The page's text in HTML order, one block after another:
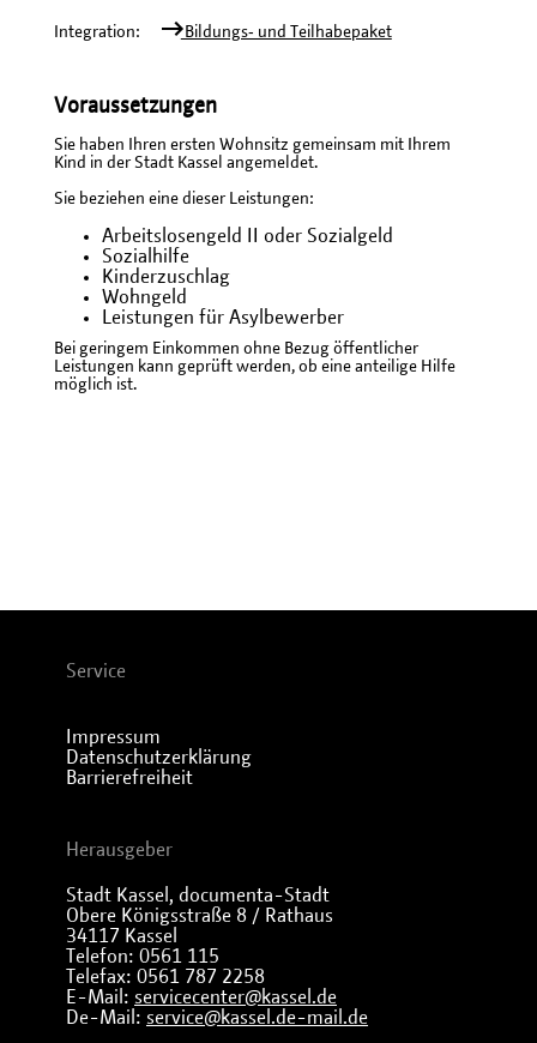
Integration: Bildungs‐ und Teilhabepaket
Voraussetzungen
Sie haben Ihren ersten Wohnsitz gemeinsam mit Ihrem
Kind in der Stadt Kassel angemeldet.
Sie beziehen eine dieser Leistungen:
Arbeitslosengeld II oder Sozialgeld
Sozialhilfe
Kinderzuschlag
Wohngeld
Leistungen für Asylbewerber
Bei geringem Einkommen ohne Bezug öffentlicher
Leistungen kann geprüft werden, ob eine anteilige Hilfe
möglich ist.
Service
Impressum
Datenschutzerklärung
Barrierefreiheit
Herausgeber
Stadt Kassel, documenta-Stadt
Obere Königsstraße 8 / Rathaus
34117 Kassel
Telefon: 0561 115
Telefax: 0561 787 2258
E-Mail: servicecenter@kassel.de
De-Mail: service@kassel.de-mail.de